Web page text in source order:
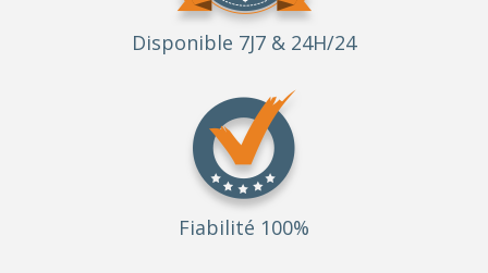
Disponible 7J7 & 24H/24
Fiabilité 100%